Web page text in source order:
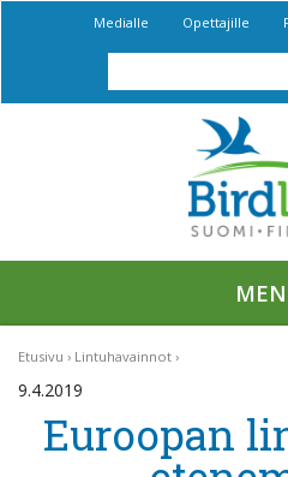
Medialle Opettajille
Etusivu Lintuhavainnot
9.4.2019
Euroopan